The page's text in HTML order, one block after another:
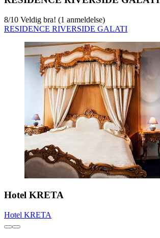
8/10 Veldig bra! (1 anmeldelse)
RESIDENCE RIVERSIDE GALATI
Hotel KRETA
Hotel KRETA